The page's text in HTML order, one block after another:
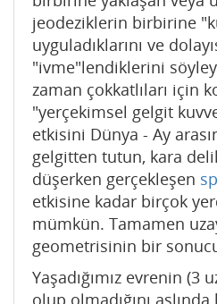
jeodeziklerin birbirine
uyguladıklarını ve
"ivme"lendiklerini
zaman çokkatlıları için
"yerçekimsel gelgit
etkisini Dünya - Ay
gelgitten tutun, kara
düşerken gerçekleşen
etkisine kadar birçok
mümkün. Tamamen
geometrisinin bir
Yaşadığımız evrenin (3
olup olmadığını